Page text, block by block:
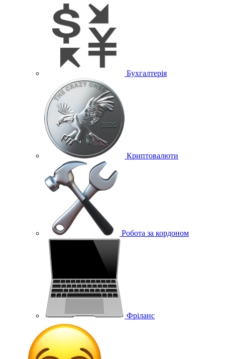
Бухгалтерія
Криптовалюти
Робота за кордоном
Фріланс